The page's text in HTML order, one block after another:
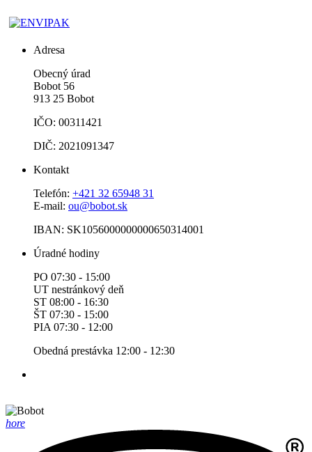
Adresa
Obecný úrad
Bobot 56
913 25 Bobot
IČO: 00311421
DIČ: 2021091347
Kontakt
Telefón: +421 32 65948 31
E-mail: ou@bobot.sk
IBAN: SK1056000000000650314001
Úradné hodiny
PO 07:30 - 15:00
UT nestránkový deň
ST 08:00 - 16:30
ŠT 07:30 - 15:00
PIA 07:30 - 12:00
Obedná prestávka 12:00 - 12:30
hore